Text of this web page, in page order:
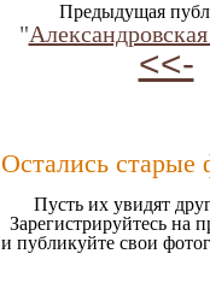
Предыдущая
"
<<-
Остались старые
Пусть их увидят
Зарегистрируйтесь на
и публикуйте свои